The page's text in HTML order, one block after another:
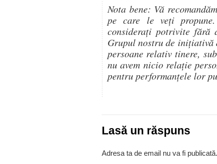
Nota bene: Vă
pe care le veți
considerați potrivite fără
Grupul nostru de inițiativă
persoane relativ tinere,
nu avem nicio relație
pentru performanțele lor
Lasă un răspuns
Adresa ta de email nu va fi publicată.